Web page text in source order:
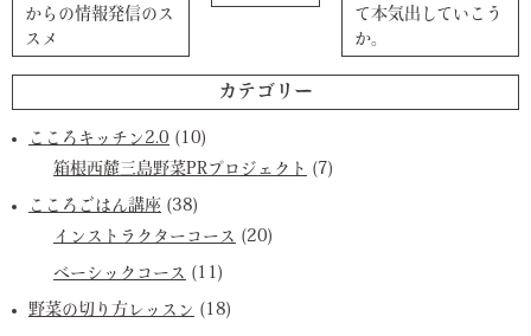
からの情報発信のス
スメ
て本気出していこう
か。
カテゴリー
こころキッチン2.0 (10)
箱根西麓三島野菜PRプロジェクト (7)
こころごはん講座 (38)
インストラクターコース (20)
ベーシックコース (11)
野菜の切り方レッスン (18)